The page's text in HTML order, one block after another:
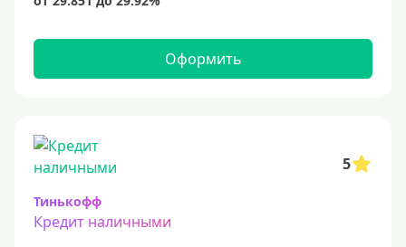
15 млн
20 млн
50 миллионов
Меньше 1 млн (руб)
Оформить
5
Тинькофф
Кредит наличными